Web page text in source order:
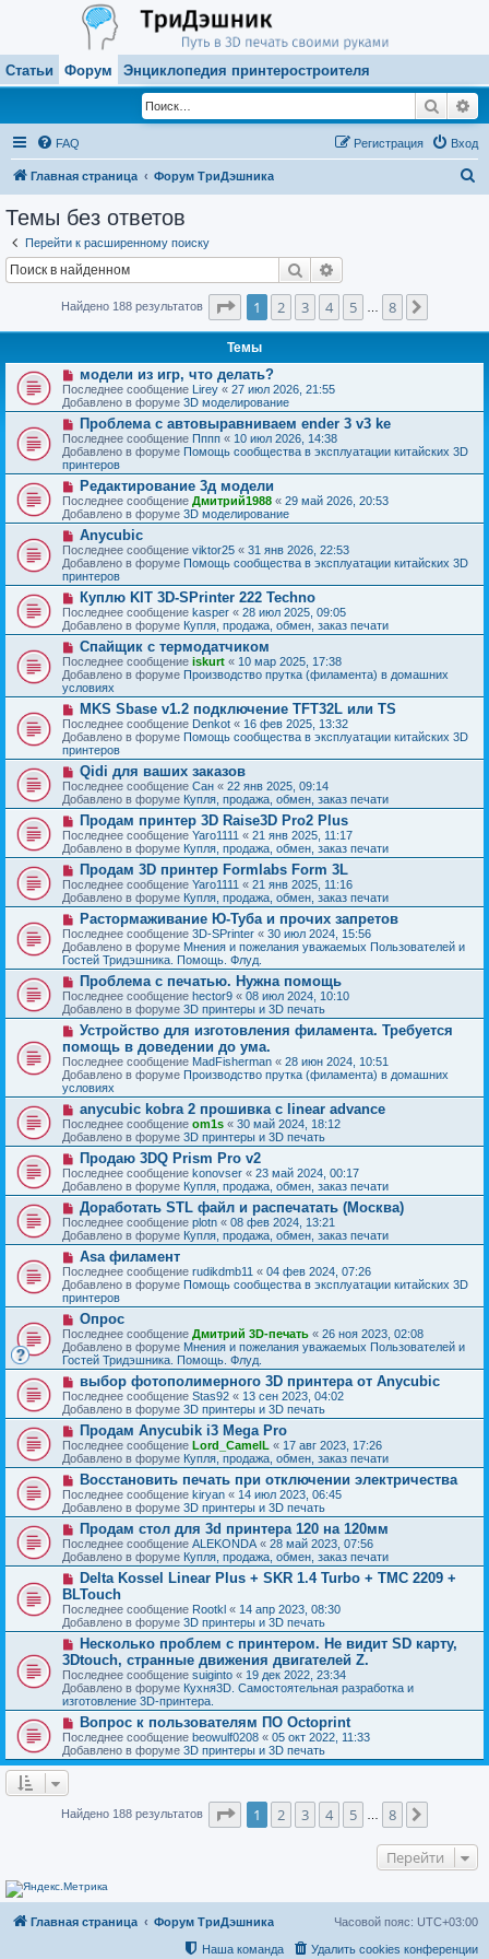
Статьи Форум Энциклопедия принтеростроителя
Поиск
FAQ Вход
Регистрация
Главная страница Форум ТриДэшника
Темы без ответов
Перейти к расширенному поиску
Поиск
Найдено 188 результатов Страница1 из
1 2 3 4 5 8
Темы
Н
о
в
о
с
о
о
б
щ
е
н
и
е
модели из игр, что делать?
Последнее сообщение Lirey « 27 июл 2026, 21:55
Добавлено в форуме 3D моделирование
Н
о
в
о
е
о
о
б
щ
е
н
и
е
Проблема с автовыравниваем ender 3 v3 ke
Последнее сообщение Пппп « 10 июл 2026, 14:38
Добавлено в форуме Помощь сообщества в эксплуатации китайских 3D
принтеров
Н
о
в
о
е
с
о
о
б
щ
е
н
и
е
Редактирование 3д модели
Последнее сообщение Дмитрий1988 « 29 май 2026, 20:53
Добавлено в форуме 3D моделирование
Н
о
в
о
е
о
о
б
щ
е
н
и
е
Anycubic
Последнее сообщение viktor25 « 31 янв 2026, 22:53
Добавлено в форуме Помощь сообщества в эксплуатации китайских 3D
принтеров
Н
о
в
о
е
с
о
о
б
щ
е
н
и
е
Куплю KIT 3D-SPrinter 222 Techno
Последнее сообщение kasper « 28 июл 2025, 09:05
Добавлено в форуме Купля, продажа, обмен, заказ печати
Н
о
в
о
е
о
о
б
щ
е
н
и
е
Спайщик с термодатчиком
Последнее сообщение iskurt « 10 мар 2025, 17:38
Добавлено в форуме Производство прутка (филамента) в домашних
условиях
Н
о
в
о
е
с
о
о
б
щ
е
н
и
е
MKS Sbase v1.2 подключение TFT32L или TS
Последнее сообщение Denkot « 16 фев 2025, 13:32
Добавлено в форуме Помощь сообщества в эксплуатации китайских 3D
принтеров
Н
о
в
о
с
о
о
б
щ
е
н
и
е
Qidi для ваших заказов
Последнее сообщение Сан « 22 янв 2025, 09:14
Добавлено в форуме Купля, продажа, обмен, заказ печати
Н
о
в
о
с
о
о
б
щ
е
н
и
е
Продам принтер 3D Raise3D Pro2 Plus
Последнее сообщение Yaro1111 « 21 янв 2025, 11:17
Добавлено в форуме Купля, продажа, обмен, заказ печати
Н
о
в
о
с
о
о
б
щ
е
н
и
е
Продам 3D принтер Formlabs Form 3L
Последнее сообщение Yaro1111 « 21 янв 2025, 11:16
Добавлено в форуме Купля, продажа, обмен, заказ печати
Н
о
в
о
е
о
о
б
щ
е
н
и
е
Растормаживание Ю-Туба и прочих запретов
Последнее сообщение 3D-SPrinter « 30 июл 2024, 15:56
Добавлено в форуме Мнения и пожелания уважаемых Пользователей и
Гостей Тридэшника. Помощь. Флуд.
Н
о
в
о
е
с
о
о
б
щ
е
н
и
е
Проблема с печатью. Нужна помощь
Последнее сообщение hector9 « 08 июл 2024, 10:10
Добавлено в форуме 3D принтеры и 3D печать
Н
в
о
е
с
о
о
б
щ
н
и
е
Устройство для изготовления филамента. Требуется
помощь в доведении до ума.
Последнее сообщение MadFisherman « 28 июн 2024, 10:51
Добавлено в форуме Производство прутка (филамента) в домашних
условиях
Н
о
в
о
с
о
о
б
щ
е
и
е
anycubic kobra 2 прошивка с linear advance
Последнее сообщение om1s « 30 май 2024, 18:12
Добавлено в форуме 3D принтеры и 3D печать
Н
о
в
о
е
с
о
о
б
щ
е
н
и
е
Продаю 3DQ Prism Pro v2
Последнее сообщение konovser « 23 май 2024, 00:17
Добавлено в форуме Купля, продажа, обмен, заказ печати
Н
о
в
о
е
с
о
о
б
щ
е
н
и
Доработать STL файл и распечатать (Москва)
Последнее сообщение plotn « 08 фев 2024, 13:21
Добавлено в форуме Купля, продажа, обмен, заказ печати
Н
о
в
о
е
с
о
о
б
щ
е
н
и
е
Asa филамент
Последнее сообщение rudikdmb11 « 04 фев 2024, 07:26
Добавлено в форуме Помощь сообщества в эксплуатации китайских 3D
принтеров
Н
о
в
о
е
с
о
о
б
щ
е
н
и
е
Опрос
Последнее сообщение Дмитрий 3D-печать « 26 ноя 2023, 02:08
Добавлено в форуме Мнения и пожелания уважаемых Пользователей и
Гостей Тридэшника. Помощь. Флуд.
Н
о
в
о
с
о
о
б
щ
е
н
и
е
выбор фотополимерного 3D принтера от Anycubic
Последнее сообщение Stas92 « 13 сен 2023, 04:02
Добавлено в форуме 3D принтеры и 3D печать
Н
о
в
о
с
о
о
б
щ
е
н
и
е
Продам Anycubik i3 Mega Pro
Последнее сообщение Lord_CamelL « 17 авг 2023, 17:26
Добавлено в форуме Купля, продажа, обмен, заказ печати
Н
о
в
о
с
о
о
б
щ
е
н
и
е
Восстановить печать при отключении электричества
Последнее сообщение kiryan « 14 июл 2023, 06:45
Добавлено в форуме 3D принтеры и 3D печать
Н
о
в
о
с
о
о
б
щ
е
н
и
е
Продам стол для 3d принтера 120 на 120мм
Последнее сообщение ALEKONDA « 28 май 2023, 07:56
Добавлено в форуме Купля, продажа, обмен, заказ печати
Н
о
в
о
е
с
о
о
б
щ
е
н
и
е
Delta Kossel Linear Plus + SKR 1.4 Turbo + TMC 2209 +
BLTouch
Последнее сообщение Rootkl « 14 апр 2023, 08:30
Добавлено в форуме 3D принтеры и 3D печать
Н
о
в
о
е
с
о
о
б
щ
е
Несколько проблем с принтером. Не видит SD карту,
3Dtouch, странные движения двигателей Z.
Последнее сообщение suiginto « 19 дек 2022, 23:34
Добавлено в форуме Кухня3D. Самостоятельная разработка и
изготовление 3D-принтера.
Н
о
в
о
о
е
Вопрос к пользователям ПО Octoprint
Последнее сообщение beowulf0208 « 05 окт 2022, 11:33
Добавлено в форуме 3D принтеры и 3D печать
Найдено 188 результатов Страница1 из
1 2 3 4 5 8
Перейти
Главная страница Форум ТриДэшника Часовой пояс: UTC+03:00
Удалить cookies конференции
Наша команда